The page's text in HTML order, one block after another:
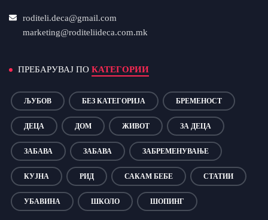
roditeli.deca@gmail.com
marketing@roditeliideca.com.mk
ПРЕБАРУВАЈ ПО КАТЕГОРИИ
ЉУБОВ БЕЗ КАТЕГОРИЈА БРЕМЕНОСТ
ДЕЦА ДОМ ЖИВОТ ЗА ДЕЦА
ЗАБАВА ЗАБАВА ЗАБРЕМЕНУВАЊЕ
КУЈНА РИД САКАМ БЕБЕ СТАТИИ
УБАВИНА ШКОЛО ШОПИНГ